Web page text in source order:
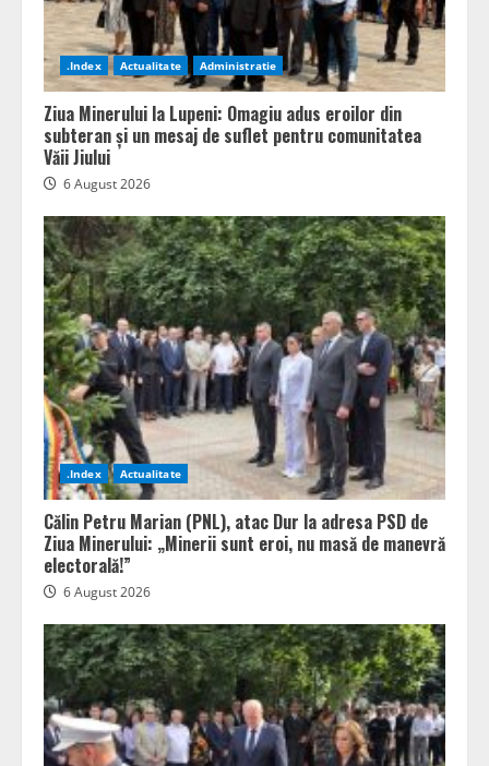
4
Primarul Tiberiu Iacob Ridzi: Este o
datorie a noastră să păstrăm această
tradiție vie
6 August 2026
.Index Actualitate Administratie
Ziua Minerului la Lupeni: Omagiu adus eroilor din
subteran și un mesaj de suflet pentru comunitatea
Văii Jiului
6 August 2026
.Index Actualitate
Călin Petru Marian (PNL), atac Dur la adresa PSD de
Ziua Minerului: „Minerii sunt eroi, nu masă de manevră
electorală!”
6 August 2026